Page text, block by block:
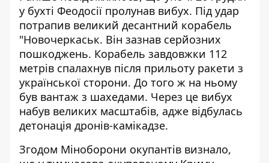
у бухті Феодосії пролунав вибух. Під удар
потрапив великий десантний корабель
"Новочеркаськ. Він зазнав серйозних
пошкоджень. Корабель завдовжки 112
метрів спалахнув після прильоту ракети з
української сторони. До того ж на ньому
був вантаж з шахедами. Через це вибух
набув великих масштабів, адже відбулась
детонація дронів-камікадзе.
Згодом Міноборони окупантів визнало,